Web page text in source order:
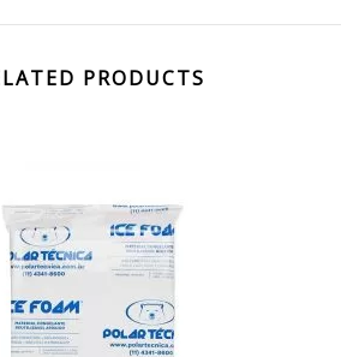
PRODUCTS